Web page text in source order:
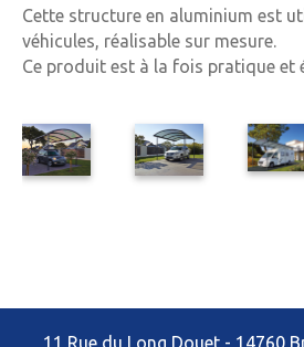
Cette structure en aluminium est
véhicules, réalisable sur mesure.
Ce produit est à la fois pratique et
11 Rue du Long Douet - 14760